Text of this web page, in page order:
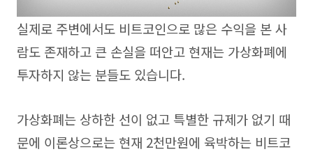
실제로 주변에서도 비트코인으로 많은 수익을 본 사
람도 존재하고 큰 손실을 떠안고 현재는 가상화폐에
투자하지 않는 분들도 있습니다.
가상화폐는 상하한 선이 없고 특별한 규제가 없기 때
문에 이론상으로는 현재 2천만원에 육박하는 비트코